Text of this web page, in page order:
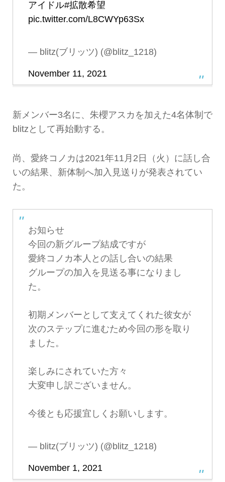
アイドル#拡散希望
pic.twitter.com/L8CWYp63Sx
— blitz(ブリッツ) (@blitz_1218)
November 11, 2021
新メンバー3名に、朱櫻アスカを加えた4名体制で
blitzとして再始動する。
尚、愛終コノカは2021年11月2日（火）に話し合
いの結果、新体制へ加入見送りが発表されてい
た。
お知らせ
今回の新グループ結成ですが
愛終コノカ本人との話し合いの結果
グループの加入を見送る事になりまし
た。
初期メンバーとして支えてくれた彼女が
次のステップに進むため今回の形を取り
ました。
楽しみにされていた方々
大変申し訳ございません。
今後とも応援宜しくお願いします。
— blitz(ブリッツ) (@blitz_1218)
November 1, 2021